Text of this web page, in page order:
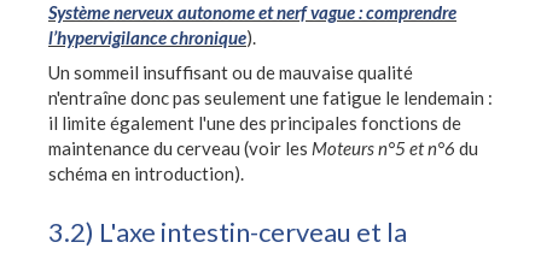
Système nerveux autonome et nerf vague : comprendre
l’hypervigilance chronique).
Un sommeil insuffisant ou de mauvaise qualité
n'entraîne donc pas seulement une fatigue le lendemain :
il limite également l'une des principales fonctions de
maintenance du cerveau (voir les Moteurs n°5 et n°6 du
schéma en introduction).
3.2) L'axe intestin-cerveau et la